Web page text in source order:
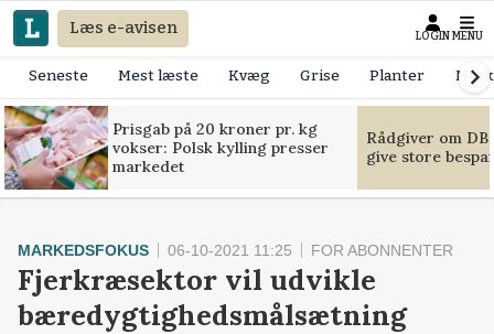
Læs e-avisen LOGIN MENU
Seneste Mest læste Kvæg Grise Planter
Prisgab på 20 kroner pr. kg
vokser: Polsk kylling presser
markedet
Rådgiver om
give store
MARKEDSFOKUS 06-10-2021 11:25 FOR ABONNENTER
Fjerkræsektor vil udvikle
bæredygtighedsmålsætning